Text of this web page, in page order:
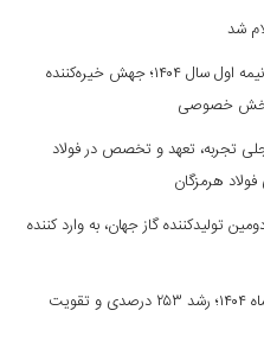
شد
کارنامه درخشان «بانک ایران زمین» در نیمه اول سال ۱۴۰۴؛ جهش خیره‌کننده
بخش خصوصی
تجربه، تعهد و تخصص در فولاد
هرمزگان
تولیدکننده گاز جهان، به وارد کننده
جهش چشمگیر درآمد بانک دی در مهرماه ۱۴۰۴؛ رشد ۲۵۳ درصدی و تقویت